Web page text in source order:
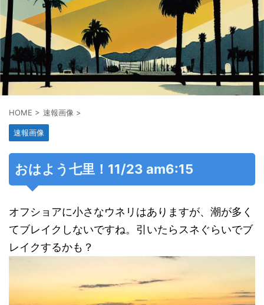
HOME > 速報画像 >
速報画像
おはよう七里！11/23 am6:15
オフショアに小さなウネリはありますが、潮が多く
てブレイクしないですね。引いたらスネぐらいでブ
レイクするかも？